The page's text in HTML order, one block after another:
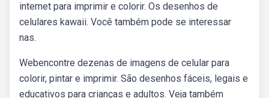
internet para imprimir e colorir. Os desenhos de
celulares kawaii. Você também pode se interessar
nas.
Webencontre dezenas de imagens de celular para
colorir, pintar e imprimir. São desenhos fáceis, legais e
educativos para crianças e adultos. Veja também